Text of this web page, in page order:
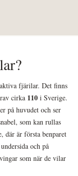
fjärilar. Det finns
cirka 110 i Sverige.
på huvudet och ser
som kan rullas
där är första benparet
och på
som när de vilar